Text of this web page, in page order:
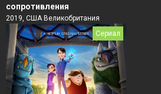
сопротивления
2019, США Великобритания
Сериал